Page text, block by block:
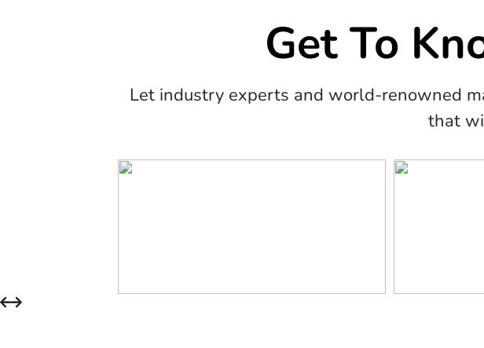
Get To
Let industry experts and world-renowned
that